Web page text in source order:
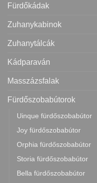
Fürdőkádak
Zuhanykabinok
Zuhanytálcák
Kádparaván
Masszázsfalak
Fürdőszobabútorok
Uinque fürdőszobabútor
Joy fürdőszobabútor
Orphia fürdőszobabútor
Storia fürdőszobabútor
Bella fürdőszobabútor